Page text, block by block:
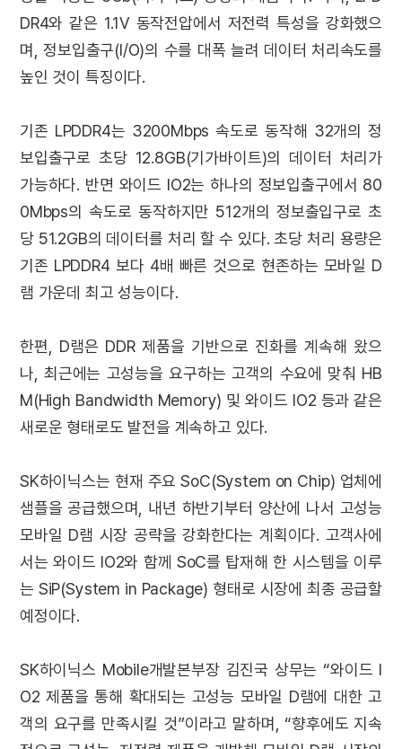
DR4와 같은 1.1V 동작전압에서 저전력 특성을 강화했으
며, 정보입출구(I/O)의 수를 대폭 늘려 데이터 처리속도를
높인 것이 특징이다.
기존 LPDDR4는 3200Mbps 속도로 동작해 32개의 정
보입출구로 초당 12.8GB(기가바이트)의 데이터 처리가
가능하다. 반면 와이드 IO2는 하나의 정보입출구에서 80
0Mbps의 속도로 동작하지만 512개의 정보출입구로 초
당 51.2GB의 데이터를 처리 할 수 있다. 초당 처리 용량은
기존 LPDDR4 보다 4배 빠른 것으로 현존하는 모바일 D
램 가운데 최고 성능이다.
한편, D램은 DDR 제품을 기반으로 진화를 계속해 왔으
나, 최근에는 고성능을 요구하는 고객의 수요에 맞춰 HB
M(High Bandwidth Memory) 및 와이드 IO2 등과 같은
새로운 형태로도 발전을 계속하고 있다.
SK하이닉스는 현재 주요 SoC(System on Chip) 업체에
샘플을 공급했으며, 내년 하반기부터 양산에 나서 고성능
모바일 D램 시장 공략을 강화한다는 계획이다. 고객사에
서는 와이드 IO2와 함께 SoC를 탑재해 한 시스템을 이루
는 SiP(System in Package) 형태로 시장에 최종 공급할
예정이다.
SK하이닉스 Mobile개발본부장 김진국 상무는 “와이드 I
O2 제품을 통해 확대되는 고성능 모바일 D램에 대한 고
객의 요구를 만족시킬 것”이라고 말하며, “향후에도 지속